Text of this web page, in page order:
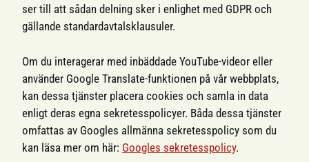
ser till att sådan delning sker i enlighet med GDPR och
gällande standardavtalsklausuler.
Om du interagerar med inbäddade YouTube-videor eller
använder Google Translate-funktionen på vår webbplats,
kan dessa tjänster placera cookies och samla in data
enligt deras egna sekretesspolicyer. Båda dessa tjänster
omfattas av Googles allmänna sekretesspolicy som du
kan läsa mer om här: Googles sekretesspolicy.